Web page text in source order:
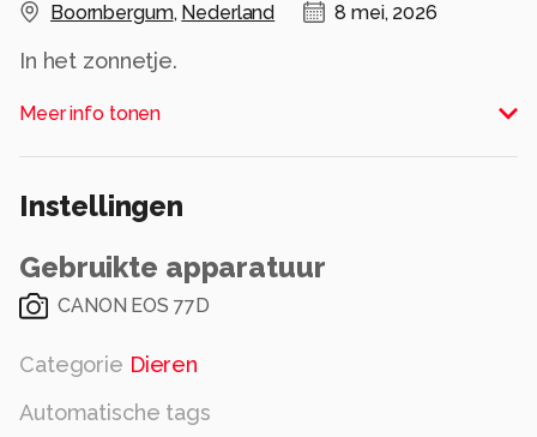
Boornbergum, Nederland 8 mei, 2026
In het zonnetje.
Alle rechten voorbehouden
Meer info tonen
Instellingen
Gebruikte apparatuur
CANON EOS 77D
Categorie Dieren
Automatische tags